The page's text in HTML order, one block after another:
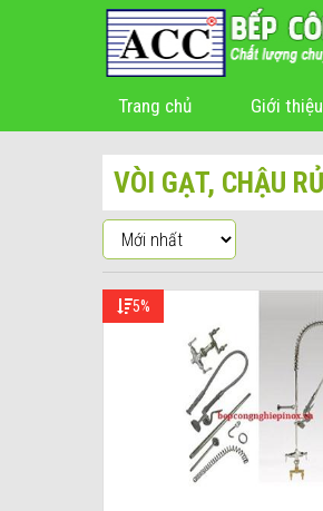
Trang chủ Giới thiệu
VÒI GẠT, CHẬU
5%